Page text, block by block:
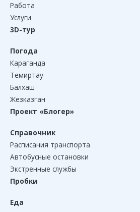
Работа
Услуги
3D-тур
Погода
Караганда
Темиртау
Балхаш
Жезказган
Проект «Блогер»
Справочник
Расписания транспорта
Автобусные остановки
Экстренные службы
Пробки
Еда